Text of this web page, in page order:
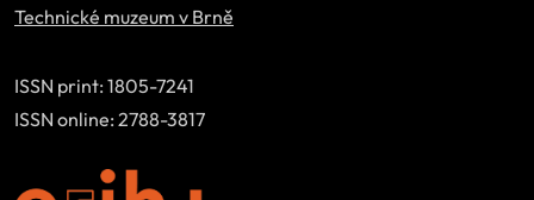
Technické muzeum v Brně
ISSN print: 1805-7241
ISSN online: 2788-3817